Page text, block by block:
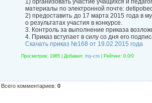
1) организовать участие учащихся и
материалы по электронной почте:
2) предоставить до 17 марта 2015 года в
о результатах участия в конкурсе.
3. Контроль за выполнение приказа
4. Приказ вступает в силу со дня его
Скачать приказ №168 от 19.02.2015 года
Просмотров: 1965 | Добавил: my-cro Рейтинг: 0.0/0
Всего комментариев: 0